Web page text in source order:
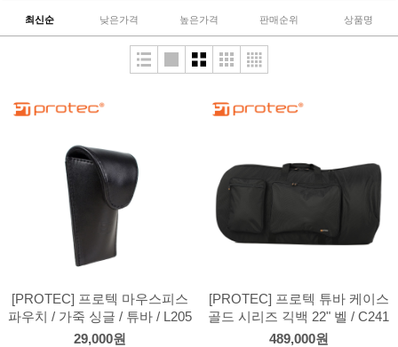
최신순 낮은가격 높은가격 판매순위 상품명
[PROTEC] 프로텍 마우스피스
파우치 / 가죽 싱글 / 튜바 / L205
29,000원
[PROTEC] 프로텍 튜바 케이스
골드 시리즈 긱백 22" 벨 / C241
489,000원